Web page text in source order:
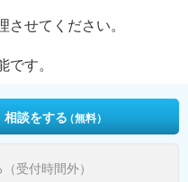
せてください。
です。
相談をする（無料）
受付時間外）